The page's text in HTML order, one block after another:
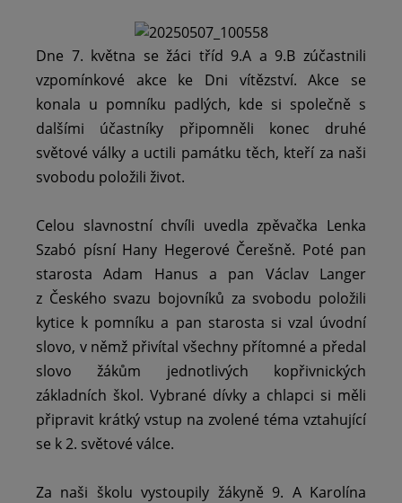
Dne 7. května se žáci tříd 9.A a 9.B zúčastnili
vzpomínkové akce ke Dni vítězství. Akce se
konala u pomníku padlých, kde si společně s
dalšími účastníky připomněli konec druhé
světové války a uctili památku těch, kteří za naši
svobodu položili život.
Celou slavnostní chvíli uvedla zpěvačka Lenka
Szabó písní Hany Hegerové Čerešně. Poté pan
starosta Adam Hanus a pan Václav Langer
z Českého svazu bojovníků za svobodu položili
kytice k pomníku a pan starosta si vzal úvodní
slovo, v němž přivítal všechny přítomné a předal
slovo žákům jednotlivých kopřivnických
základních škol. Vybrané dívky a chlapci si měli
připravit krátký vstup na zvolené téma vztahující
se k 2. světové válce.
Za naši školu vystoupily žákyně 9. A Karolína